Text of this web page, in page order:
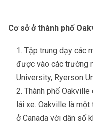
Cơ sở ở thành phố
Tập trung dạy các
được vào các trường
University, Ryerson
Thành phố
lái xe. Oakville là
ở Canada với dân số